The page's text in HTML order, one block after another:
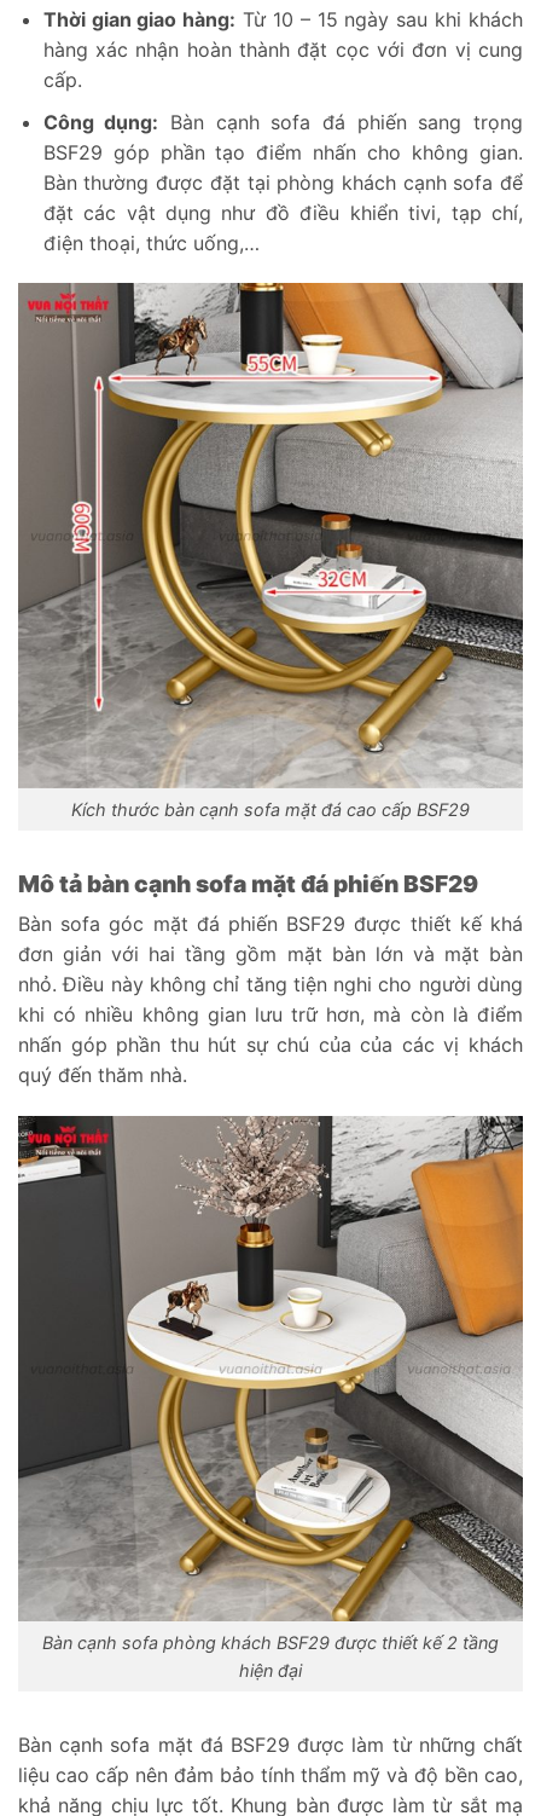
Thời gian giao hàng: Từ 10 – 15 ngày sau khi khách
hàng xác nhận hoàn thành đặt cọc với đơn vị cung
cấp.
Công dụng: Bàn cạnh sofa đá phiến sang trọng
BSF29 góp phần tạo điểm nhấn cho không gian.
Bàn thường được đặt tại phòng khách cạnh sofa để
đặt các vật dụng như đồ điều khiển tivi, tạp chí,
điện thoại, thức uống,…
Kích thước bàn cạnh sofa mặt đá cao cấp BSF29
Mô tả bàn cạnh sofa mặt đá phiến BSF29
Bàn sofa góc mặt đá phiến BSF29 được thiết kế khá
đơn giản với hai tầng gồm mặt bàn lớn và mặt bàn
nhỏ. Điều này không chỉ tăng tiện nghi cho người dùng
khi có nhiều không gian lưu trữ hơn, mà còn là điểm
nhấn góp phần thu hút sự chú của của các vị khách
quý đến thăm nhà.
Bàn cạnh sofa phòng khách BSF29 được thiết kế 2 tầng
hiện đại
Bàn cạnh sofa mặt đá BSF29 được làm từ những chất
liệu cao cấp nên đảm bảo tính thẩm mỹ và độ bền cao,
khả năng chịu lực tốt. Khung bàn được làm từ sắt mạ